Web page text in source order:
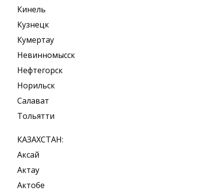
Кинель
Кузнецк
Кумертау
Невинномысск
Нефтегорск
Норильск
Салават
Тольятти
КАЗАХСТАН:
Аксай
Актау
Актобе